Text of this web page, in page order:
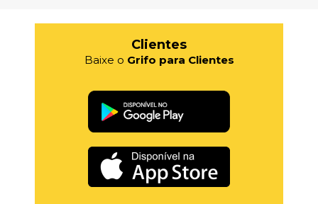
Clientes
Baixe o Grifo para Clientes